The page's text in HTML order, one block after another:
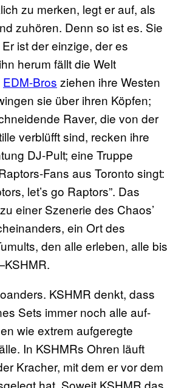
zu merken, legt er auf, als
zuhören. Denn so ist es. Sie
ist der einzige, der es
herum fällt die Welt
EDM-Bros ziehen ihre Westen
sie über ihren Köpfen;
Raver, die von der
verblüfft sind, recken ihre
DJ-Pult; eine Truppe
Fans aus Toronto singt:
let’s go Raptors”. Das
einer Szenerie des Chaos’
ein Ort des
den alle erleben, alle bis
KSHMR denkt, dass
Sets immer noch alle auf-
wie extrem aufgeregte
In KSHMRs Ohren läuft
Kracher, mit dem er vor dem